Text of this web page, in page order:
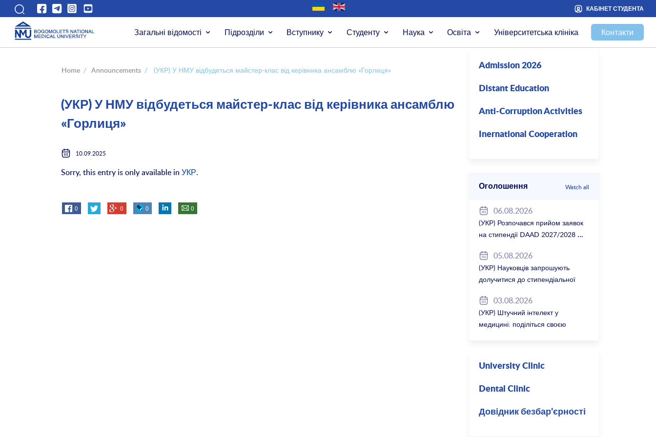
КАБІНЕТ СТУДЕНТА
Загальні відомості Підрозділи Вступнику Студенту Наука Освіта Університетська клініка Контакти
Home / Announcements / (УКР) У НМУ відбудеться майстер-клас від керівника ансамблю «Горлиця»
(УКР) У НМУ відбудеться майстер-клас від керівника ансамблю
«Горлиця»
10.09.2025
Sorry, this entry is only available inУКР.
0 0 0 0
Admission 2026
Distant Education
Anti-Corruption Activities
Inernational Cooperation
Оголошення Watch all
06.08.2026
(УКР) Розпочався прийом заявок
на стипендії DAAD 2027/2028
05.08.2026
(УКР) Науковців запрошують
долучитися до стипендіальної
Баварія 2027/28
03.08.2026
(УКР) Штучний інтелект у
медицині: поділіться своєю
University Clinic
Dental Clinic
Довідник безбар’єрності